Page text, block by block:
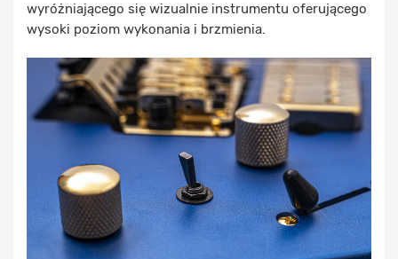
wyróżniającego się wizualnie instrumentu oferującego
wysoki poziom wykonania i brzmienia.